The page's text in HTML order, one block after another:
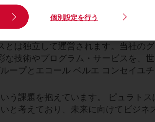
知識をピュラトスグループのサー
と革新的なソリューションの提供
は独立して運営されます。当社の
技術やプログラム・サービスを、
プとエコール ベルエ コンセイユ
う課題を抱えています。 ピュラト
考えており、未来に向けてビジネ
個別設定を行う